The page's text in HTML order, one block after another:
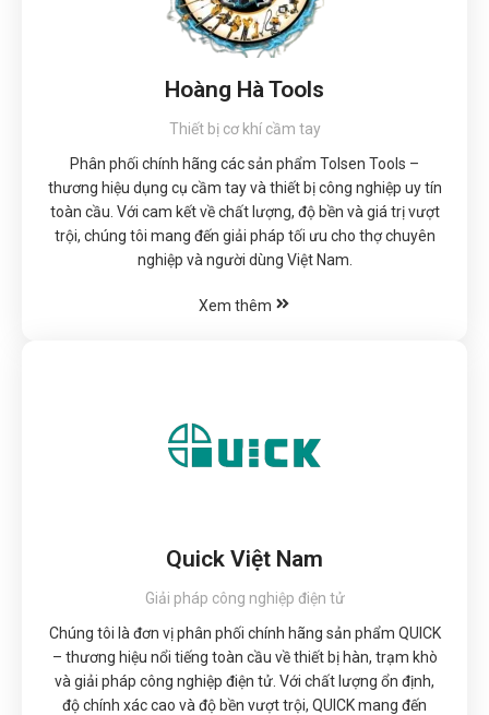
Hoàng Hà Tools
Thiết bị cơ khí cầm tay
Phân phối chính hãng các sản phẩm Tolsen Tools –
thương hiệu dụng cụ cầm tay và thiết bị công nghiệp uy tín
toàn cầu. Với cam kết về chất lượng, độ bền và giá trị vượt
trội, chúng tôi mang đến giải pháp tối ưu cho thợ chuyên
nghiệp và người dùng Việt Nam.
Xem thêm
Quick Việt Nam
Giải pháp công nghiệp điện tử
Chúng tôi là đơn vị phân phối chính hãng sản phẩm QUICK
– thương hiệu nổi tiếng toàn cầu về thiết bị hàn, trạm khò
và giải pháp công nghiệp điện tử. Với chất lượng ổn định,
độ chính xác cao và độ bền vượt trội, QUICK mang đến